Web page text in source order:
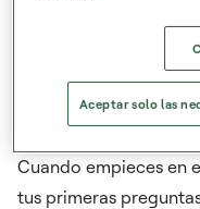
¿Qué es
Cuando empieces en
tus primeras
Aceptar solo las